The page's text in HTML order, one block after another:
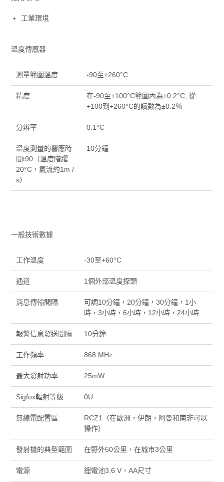
工業環境
溫度傳感器
測量範圍溫度 -90至+260°C
精度
在-90至+100°C範圍內為±0.2°C; 從
+100到+260°C的讀數為±0.2％
分辨率 0.1°C
溫度測量的響應時
間t90（溫度階躍
20°C，氣流約1m /
s）
10分鐘
一般技術數據
工作溫度 -30至+60°C
通道 1個外部溫度探頭
消息傳輸間隔
可調10分鐘，20分鐘，30分鐘，1小
時，3小時，6小時，12小時，24小時
報警信息發送間隔 10分鐘
工作頻率 868 MHz
最大發射功率 25mW
Sigfox輻射等級 0U
無線電配置區
RCZ1（在歐洲，伊朗，阿曼和南非可以
操作）
發射機的典型範圍 在野外50公里，在城市3公里
電源 鋰電池3.6 V，AA尺寸